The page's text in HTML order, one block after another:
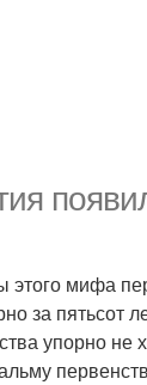
этого мифа
за пятьсот
упорно не